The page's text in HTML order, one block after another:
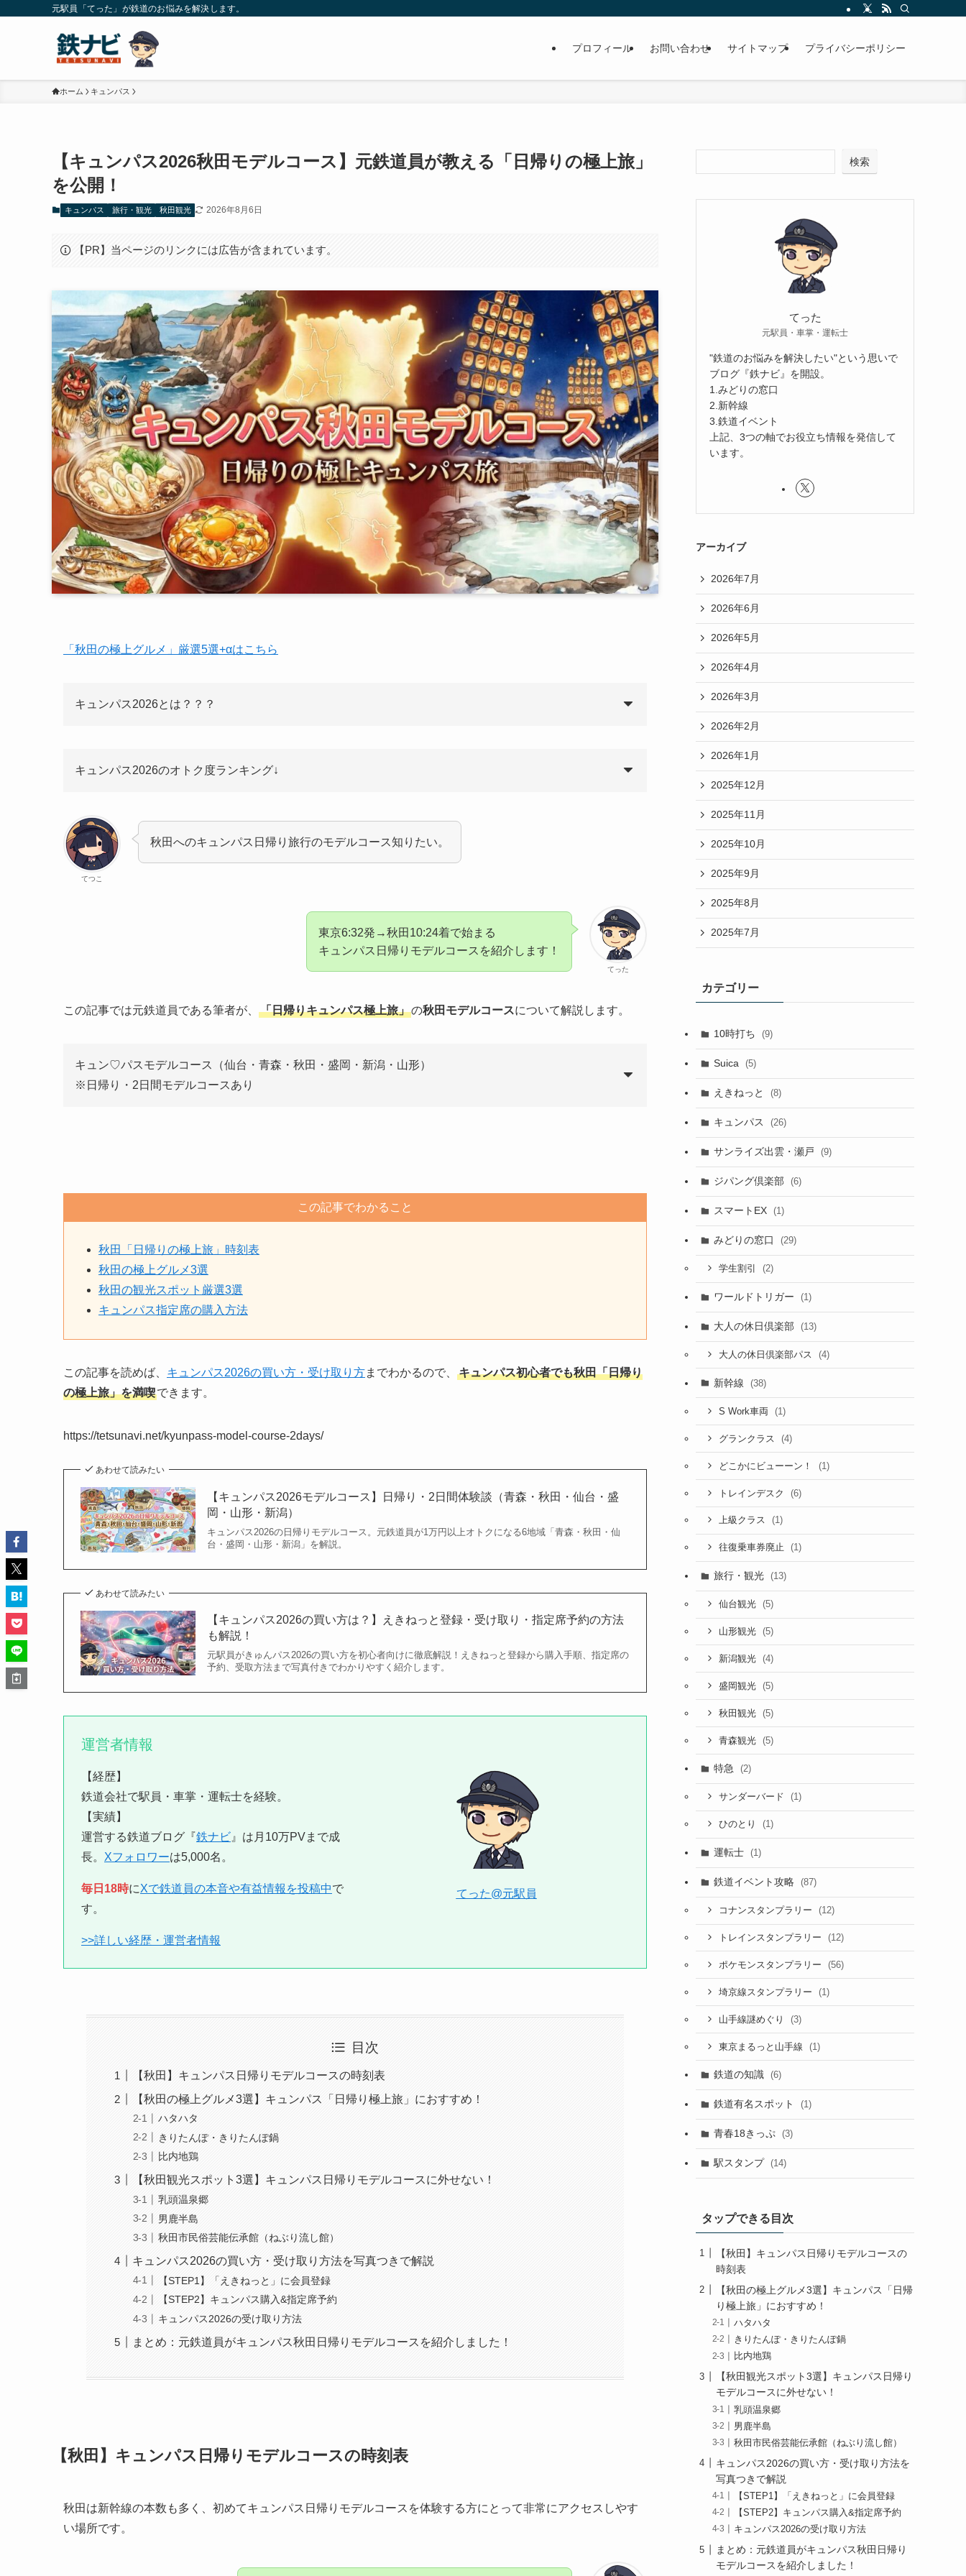
元駅員「てった」が鉄道のお悩みを解決します。
プロフィール お問い合わせ サイトマップ プライバシーポリシー
ホーム キュンパス
【キュンパス2026秋田モデルコース】元鉄道員が教える「日帰りの極上旅」
を公開！
キュンパス 旅行・観光 秋田観光 2026年8月6日
【PR】当ページのリンクには広告が含まれています。
「秋田の極上グルメ」厳選5選+αはこちら
キュンパス2026とは？？？
キュンパス2026のオトク度ランキング↓
てつこ
秋田へのキュンパス日帰り旅行のモデルコース知りたい。
てった
東京6:32発→秋田10:24着で始まる
キュンパス日帰りモデルコースを紹介します！
この記事では元鉄道員である筆者が、 「日帰りキュンパス極上旅」の秋田モデルコースについて解説します。
キュン♡パスモデルコース（仙台・青森・秋田・盛岡・新潟・山形）
※日帰り・2日間モデルコースあり
この記事でわかること
秋田「日帰りの極上旅」時刻表
秋田の極上グルメ3選
秋田の観光スポット厳選3選
キュンパス指定席の購入方法
この記事を読めば、 キュンパス2026の買い方・受け取り方までわかるので、
キュンパス初心者でも秋田「日帰り
の極上旅」を満喫できます。
https://tetsunavi.net/kyunpass-model-course-2days/
あわせて読みたい
【キュンパス2026モデルコース】日帰り・2日間体験談（青森・秋田・仙台・盛
岡・山形・新潟）
キュンパス2026の日帰りモデルコース。元鉄道員が1万円以上オトクになる6地域「青森・秋田・仙
台・盛岡・山形・新潟」を解説。
あわせて読みたい
【キュンパス2026の買い方は？】えきねっと登録・受け取り・指定席予約の方法
も解説！
元駅員がきゅんパス2026の買い方を初心者向けに徹底解説！えきねっと登録から購入手順、指定席の
予約、受取方法まで写真付きでわかりやすく紹介します。
運営者情報
【経歴】
鉄道会社で駅員・車掌・運転士を経験。
【実績】
運営する鉄道ブログ『鉄ナビ 』は月10万PVまで成
長。 Xフォロワーは5,000名。
毎日18時にXで鉄道員の本音や有益情報を投稿中で
す。
>>詳しい経歴・運営者情報
てった@元駅員
目次
【秋田】キュンパス日帰りモデルコースの時刻表
【秋田の極上グルメ3選】キュンパス「日帰り極上旅」におすすめ！
ハタハタ
きりたんぽ・きりたんぽ鍋
比内地鶏
【秋田観光スポット3選】キュンパス日帰りモデルコースに外せない！
乳頭温泉郷
男鹿半島
秋田市民俗芸能伝承館（ねぶり流し館）
キュンパス2026の買い方・受け取り方法を写真つきで解説
【STEP1】「えきねっと」に会員登録
【STEP2】キュンパス購入&指定席予約
キュンパス2026の受け取り方法
まとめ：元鉄道員がキュンパス秋田日帰りモデルコースを紹介しました！
【秋田】キュンパス日帰りモデルコースの時刻表
秋田は新幹線の本数も多く、初めてキュンパス日帰りモデルコースを体験する方にとって非常にアクセスしやす
い場所です。
検索
てった
元駅員・車掌・運転士
"鉄道のお悩みを解決したい"という思いで
ブログ『鉄ナビ』を開設。
1.みどりの窓口
2.新幹線
3.鉄道イベント
上記、3つの軸でお役立ち情報を発信して
います。
アーカイブ
2026年7月
2026年6月
2026年5月
2026年4月
2026年3月
2026年2月
2026年1月
2025年12月
2025年11月
2025年10月
2025年9月
2025年8月
2025年7月
カテゴリー
10時打ち (9)
Suica (5)
えきねっと (8)
キュンパス (26)
サンライズ出雲・瀬戸 (9)
ジパング倶楽部 (6)
スマートEX (1)
みどりの窓口 (29)
学生割引 (2)
ワールドトリガー (1)
大人の休日倶楽部 (13)
大人の休日倶楽部パス (4)
新幹線 (38)
S Work車両 (1)
グランクラス (4)
どこかにビューーン！ (1)
トレインデスク (6)
上級クラス (1)
往復乗車券廃止 (1)
旅行・観光 (13)
仙台観光 (5)
山形観光 (5)
新潟観光 (4)
盛岡観光 (5)
秋田観光 (5)
青森観光 (5)
特急 (2)
サンダーバード (1)
ひのとり (1)
運転士 (1)
鉄道イベント攻略 (87)
コナンスタンプラリー (12)
トレインスタンプラリー (12)
ポケモンスタンプラリー (56)
埼京線スタンプラリー (1)
山手線謎めぐり (3)
東京まるっと山手線 (1)
鉄道の知識 (6)
鉄道有名スポット (1)
青春18きっぷ (3)
駅スタンプ (14)
タップできる目次
【秋田】キュンパス日帰りモデルコースの
時刻表
【秋田の極上グルメ3選】キュンパス「日帰
り極上旅」におすすめ！
ハタハタ
きりたんぽ・きりたんぽ鍋
比内地鶏
【秋田観光スポット3選】キュンパス日帰り
モデルコースに外せない！
乳頭温泉郷
男鹿半島
秋田市民俗芸能伝承館（ねぶり流し館）
キュンパス2026の買い方・受け取り方法を
写真つきで解説
【STEP1】「えきねっと」に会員登録
【STEP2】キュンパス購入&指定席予約
キュンパス2026の受け取り方法
まとめ：元鉄道員がキュンパス秋田日帰り
モデルコースを紹介しました！